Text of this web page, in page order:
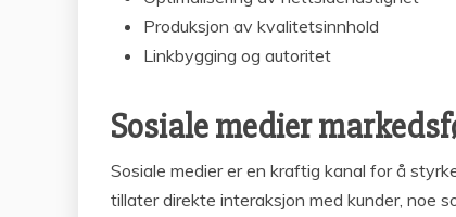
Produksjon av kvalitetsinnhold
Linkbygging og autoritet
Sosiale medier
Sosiale medier er en kraftig kanal for å
tillater direkte interaksjon med kunder, noe